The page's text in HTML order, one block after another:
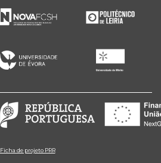
Ficha de projeto PRR